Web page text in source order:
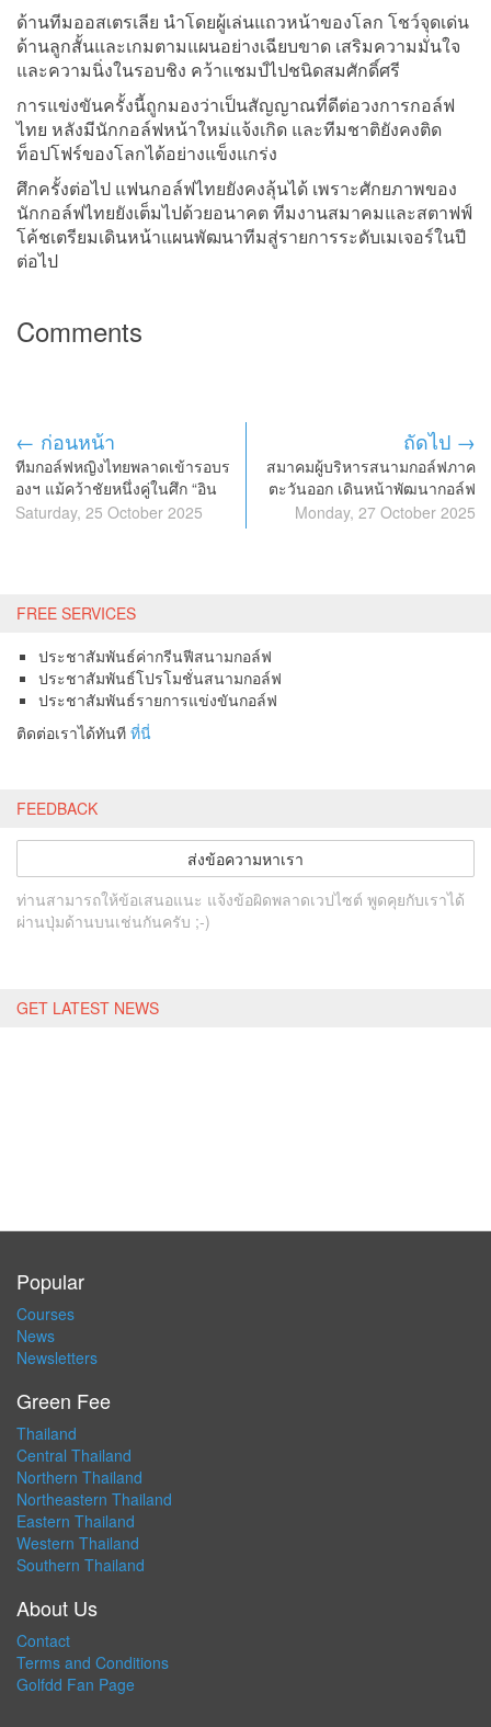
ด้านทีมออสเตรเลีย นำโดยผู้เล่นแถวหน้าของโลก โชว์จุดเด่น
ด้านลูกสั้นและเกมตามแผนอย่างเฉียบขาด เสริมความมั่นใจ
และความนิ่งในรอบชิง คว้าแชมป์ไปชนิดสมศักดิ์ศรี
การแข่งขันครั้งนี้ถูกมองว่าเป็นสัญญาณที่ดีต่อวงการกอล์ฟ
ไทย หลังมีนักกอล์ฟหน้าใหม่แจ้งเกิด และทีมชาติยังคงติด
ท็อปโฟร์ของโลกได้อย่างแข็งแกร่ง
ศึกครั้งต่อไป แฟนกอล์ฟไทยยังคงลุ้นได้ เพราะศักยภาพของ
นักกอล์ฟไทยยังเต็มไปด้วยอนาคต ทีมงานสมาคมและสตาฟฟ์
โค้ชเตรียมเดินหน้าแผนพัฒนาทีมสู่รายการระดับเมเจอร์ในปี
ต่อไป
Comments
← ก่อนหน้า
ทีมกอล์ฟหญิงไทยพลาดเข้ารอบร
องฯ แม้คว้าชัยหนึ่งคู่ในศึก “อิน
เตอร์เนชันแนล คราวน์”
Saturday, 25 October 2025
ถัดไป →
สมาคมผู้บริหารสนามกอล์ฟภาค
ตะวันออก เดินหน้าพัฒนากอล์ฟ
ท่องเที่ยว ร่วมมือจีนต่อเนื่อง ปีที่
Monday, 27 October 2025
FREE SERVICES
ประชาสัมพันธ์ค่ากรีนฟีสนามกอล์ฟ
ประชาสัมพันธ์โปรโมชั่นสนามกอล์ฟ
ประชาสัมพันธ์รายการแข่งขันกอล์ฟ
ติดต่อเราได้ทันที ที่นี่
FEEDBACK
ส่งข้อความหาเรา
ท่านสามารถให้ข้อเสนอแนะ แจ้งข้อผิดพลาดเวปไซต์ พูดคุยกับเราได้
ผ่านปุ่มด้านบนเช่นกันครับ ;-)
GET LATEST NEWS
Popular
Courses
News
Newsletters
Green Fee
Thailand
Central Thailand
Northern Thailand
Northeastern Thailand
Eastern Thailand
Western Thailand
Southern Thailand
About Us
Contact
Terms and Conditions
Golfdd Fan Page